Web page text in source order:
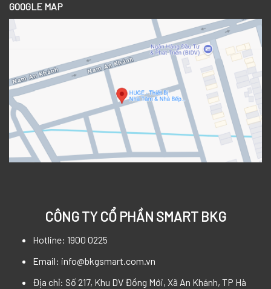
CÔNG TY CỔ PHẦN SMART BKG
Hotline: 1900 0225
Email: info@bkgsmart.com.vn
Địa chỉ: Số 217, Khu DV Đồng Mới, Xã An Khánh, TP Hà
GOOGLE MAP